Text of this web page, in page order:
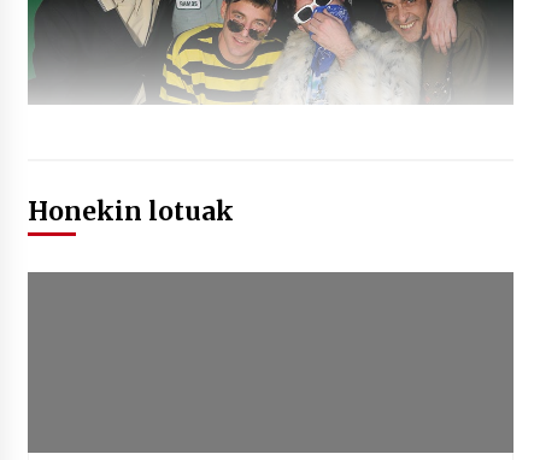
Honekin lotuak